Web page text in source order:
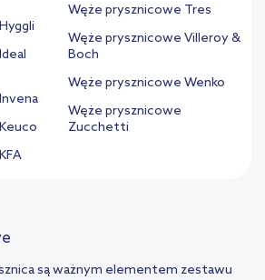
Węże prysznicowe Tres
Węże prysznicowe Villeroy &
Boch
Węże prysznicowe Wenko
Węże prysznicowe
Zucchetti
są ważnym elementem zestawu